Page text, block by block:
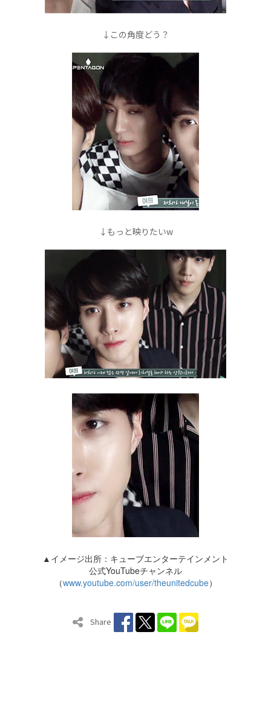
↓この角度どう？
↓もっと映りたいw
▲イメージ出所：キューブエンターテインメント
公式YouTubeチャンネル
（www.youtube.com/user/theunitedcube）
Share